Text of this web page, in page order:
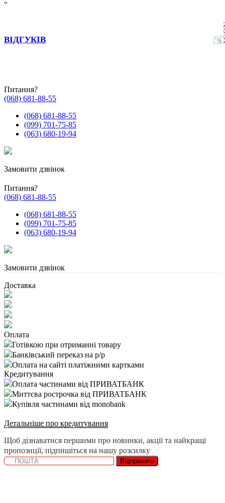
"
ВІДГУКІВ
Питання?
(068) 681-88-55
(068) 681-88-55
(099) 701-75-85
(063) 680-19-94
Замовити дзвінок
Питання?
(068) 681-88-55
(068) 681-88-55
(099) 701-75-85
(063) 680-19-94
Замовити дзвінок
Доставка
Оплата
Готівкою при отриманні товару
Банківський переказ на р/р
Оплата на сайті платіжними картками
Кредитування
Оплата частинами від ПРИВАТБАНК
Миттєва рострочка від ПРИВАТБАНК
Купівля частинами від monobank
Детальніше про кредитування
Щоб дізнаватися першими про новинки, акції та найкращі
пропозиції, підпишіться на нашу розсилку
Відправити